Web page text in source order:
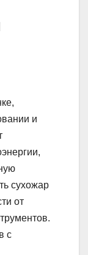
и
сухожар
от
с